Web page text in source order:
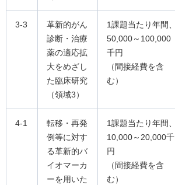
3-3
革新的がん
診断・治療
薬の適応拡
大をめざし
た臨床研究
（領域3）
1課題当たり年間、
50,000～100,000
千円
（間接経費を含
む）
4-1
転移・再発
例等に対す
る革新的バ
イオマーカ
ーを用いた
1課題当たり年間、
10,000～20,000千
円
（間接経費を含
む）